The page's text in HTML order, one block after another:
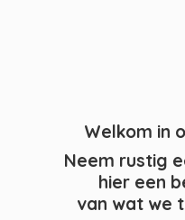
Welkom in
Neem rustig
hier een
van wat we